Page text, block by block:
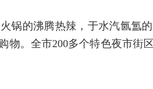
锅的沸腾热辣，于水汽氤氲
。全市200多个特色夜市街